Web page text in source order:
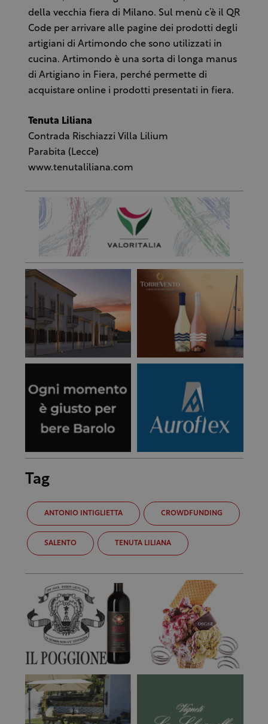
della vecchia fiera di Milano. Sul menù c’è il QR
Code per arrivare alle pagine dei prodotti degli
artigiani di Artimondo che sono utilizzati in
cucina. Artimondo è una sorta di longa manus
di Artigiano in Fiera, perché permette di
acquistare online i prodotti presentati in fiera.
Tenuta Liliana
Contrada Rischiazzi Villa Lilium
Parabita (Lecce)
www.tenutaliliana.com
Tag
ANTONIO INTIGLIETTA CROWDFUNDING
SALENTO TENUTA LILIANA